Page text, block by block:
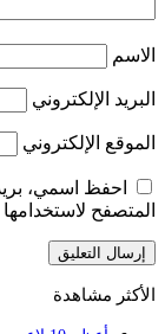
الإلكتروني
الإلكتروني
احفظ اسمي، بريدي
لاستخدامها
مشاهدة